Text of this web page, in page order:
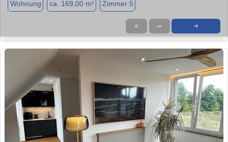
Wohnung ca. 169,00 m² Zimmer 5
★ ➦ ➜